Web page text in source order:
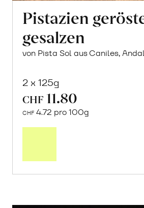
Pistazien
gesalzen
von Pista Sol aus Caniles,
2 x 125g
CHF 11.80
CHF 4.72 pro 100g